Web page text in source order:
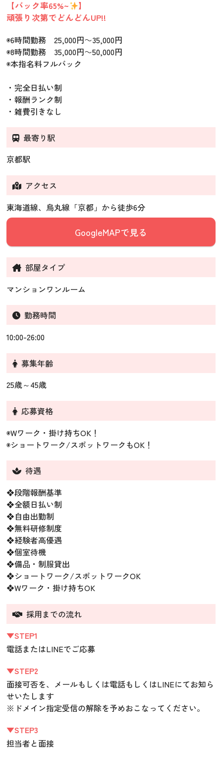
【バック率65%~
】
頑張り次第でどんどんUP!!
◉6時間勤務 25,000円～35,000円
◉8時間勤務 35,000円～50,000円
◉本指名料フルバック
・完全日払い制
・報酬ランク制
・雑費引きなし
最寄り駅
京都駅
アクセス
東海道線、烏丸線「京都」から徒歩6分
GoogleMAPで見る
部屋タイプ
マンションワンルーム
勤務時間
10:00-26:00
募集年齢
25歳～45歳
応募資格
◉Wワーク・掛け持ちOK！
◉ショートワーク/スポットワークもOK！
待遇
❖段階報酬基準
❖全額日払い制
❖自由出勤制
❖無料研修制度
❖経験者高優遇
❖個室待機
❖備品・制服貸出
❖ショートワーク/スポットワークOK
❖Wワーク・掛け持ちOK
採用までの流れ
▼STEP1
電話またはLINEでご応募
▼STEP2
面接可否を、メールもしくは電話もしくはLINEにてお知ら
せいたします
※ドメイン指定受信の解除を予めおこなってください。
▼STEP3
担当者と面接